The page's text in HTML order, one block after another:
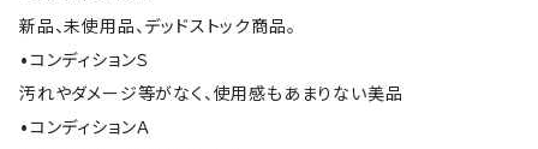
新品、未使用品、デッドストック商品。
•コンディションＳ
汚れやダメージ等がなく、使用感もあまりない美品
•コンディションＡ